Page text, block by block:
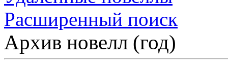
Расширенный поиск
Архив новелл (год)